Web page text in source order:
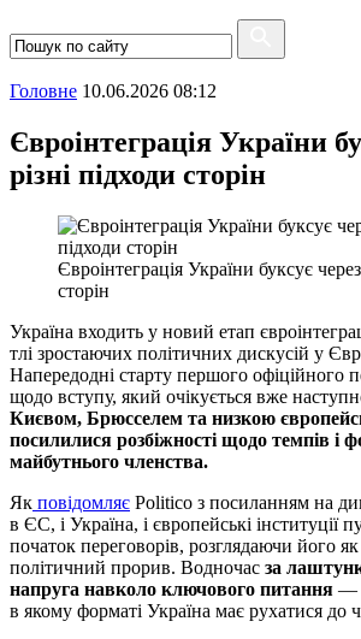
Головне 10.06.2026 08:12
Євроінтеграція України
різні підходи сторін
Євроінтеграція України буксує через
сторін
Україна входить у новий етап
тлі зростаючих політичних дискусій у
Напередодні старту першого офіційного
щодо вступу, який очікується вже
Києвом, Брюсселем та низкою
посилилися розбіжності щодо темпів і
майбутнього членства.
Як повідомляє Politico з посиланням на
в ЄС, і Україна, і європейські інституції
початок переговорів, розглядаючи його
політичний прорив. Водночас за
напруга навколо ключового питання —
в якому форматі Україна має рухатися до